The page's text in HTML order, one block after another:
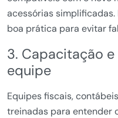
acessórias
boa prática para evitar
3. Capacitação
equipe
Equipes fiscais,
treinadas para entender